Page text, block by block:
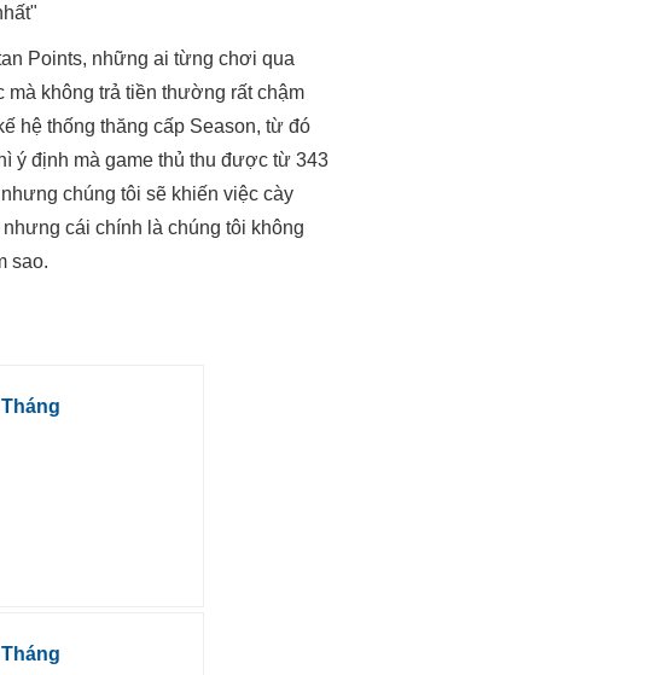
Points, những ai từng chơi qua
mà không trả tiền thường rất chậm
hệ thống thăng cấp Season, từ đó
ý định mà game thủ thu được từ 343
chúng tôi sẽ khiến việc cày
cái chính là chúng tôi không
sao.